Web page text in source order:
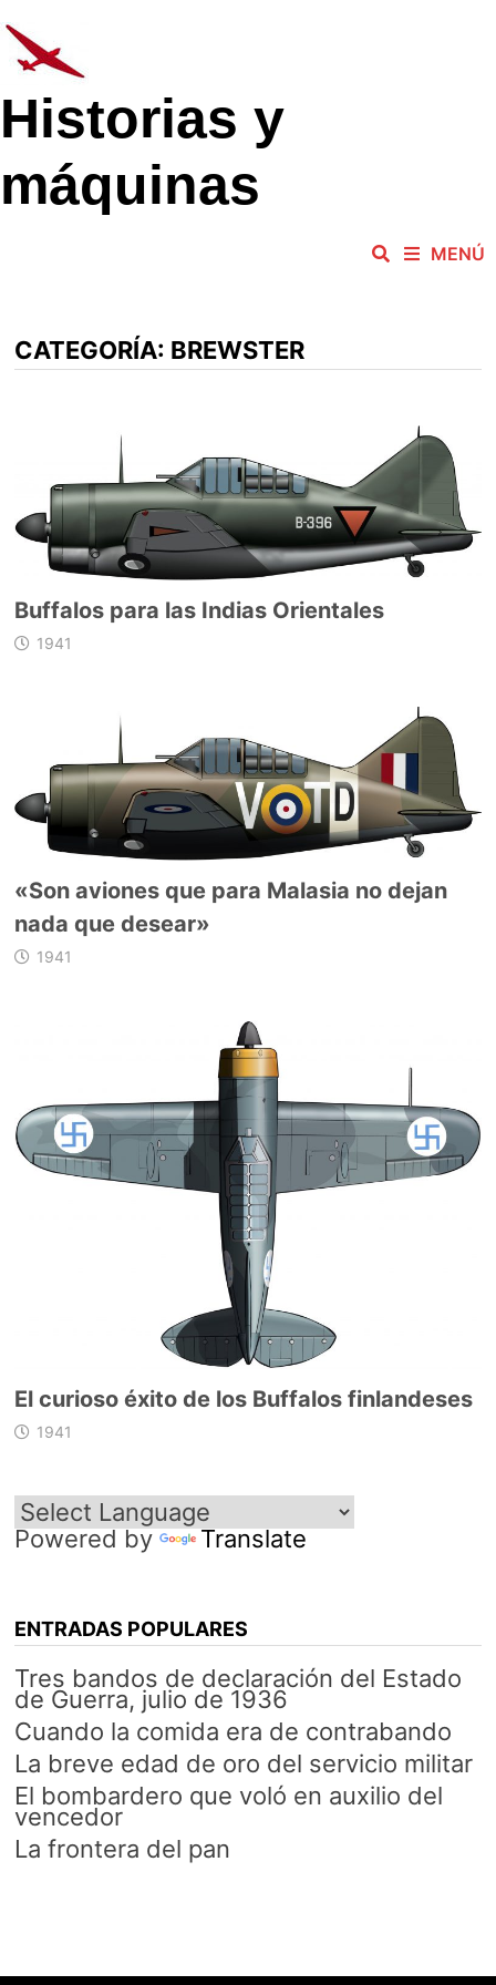
al
contenido
Historias y
máquinas
MENÚ
CATEGORÍA: BREWSTER
Buffalos para las Indias Orientales
1941
«Son aviones que para Malasia no dejan
nada que desear»
1941
El curioso éxito de los Buffalos finlandeses
1941
Powered by Translate
ENTRADAS POPULARES
Tres bandos de declaración del Estado
de Guerra, julio de 1936
Cuando la comida era de contrabando
La breve edad de oro del servicio militar
El bombardero que voló en auxilio del
vencedor
La frontera del pan